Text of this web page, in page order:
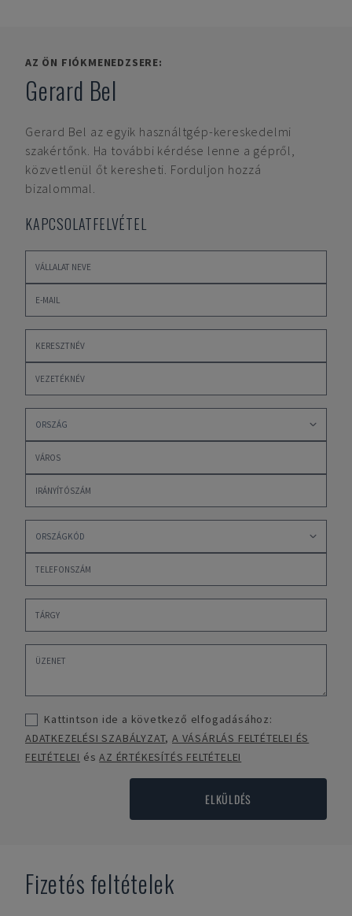
AZ ÖN FIÓKMENEDZSERE:
Gerard Bel
Gerard Bel az egyik használtgép-kereskedelmi
szakértőnk. Ha további kérdése lenne a gépről,
közvetlenül őt keresheti. Forduljon hozzá
bizalommal.
KAPCSOLATFELVÉTEL
Kattintson ide a következő elfogadásához:
ADATKEZELÉSI SZABÁLYZAT,A VÁSÁRLÁS FELTÉTELEI ÉS
FELTÉTELEI ésAZ ÉRTÉKESÍTÉS FELTÉTELEI
ELKÜLDÉS
Fizetés feltételek